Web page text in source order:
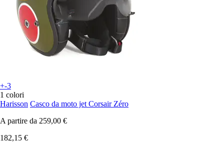
+-3
1 colori
Harisson Casco da moto jet Corsair Zéro
A partire da 259,00 €
182,15 €